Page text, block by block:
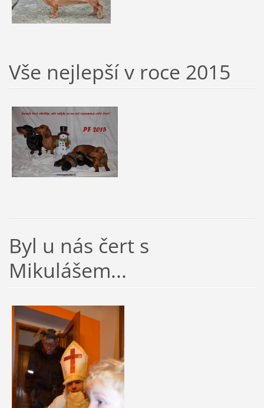
Vše nejlepší v roce 2015
Byl u nás čert s
Mikulášem...